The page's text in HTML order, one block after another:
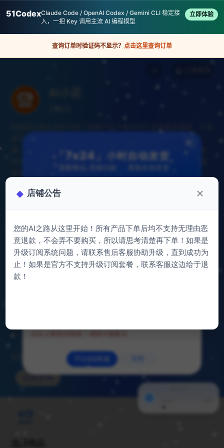
51CodexClaude Code / OpenAI Codex / Gemini CLI 稳定接
入，一把 Key 调用主流 AI 编程模型
立即体验
查询订单时验证码不显示？ 点击这里查询订单